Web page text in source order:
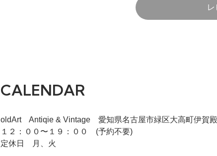
レ
CALENDAR
oldArt Antiqie & Vintage 愛知県名古屋市緑区大高町伊賀
１２：００〜１９：００ (予約不要)
定休日 月、火